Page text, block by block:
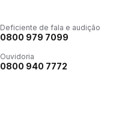
Deficiente de fala e audição
0800 979 7099
Ouvidoria
0800 940 7772